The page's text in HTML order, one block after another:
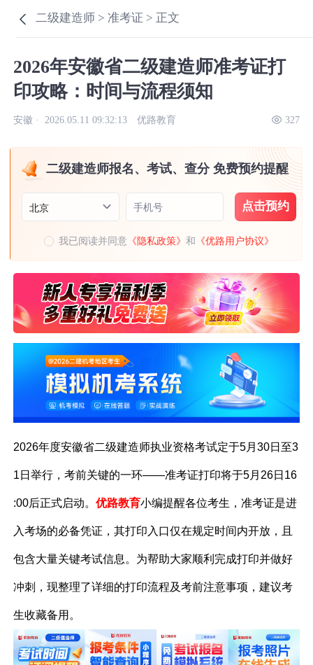
二级建造师 >准考证 > 正文
2026年安徽省二级建造师准考证打
印攻略：时间与流程须知
安徽 · 2026.05.11 09:32:13 优路教育 327
二级建造师报名、考试、查分 免费预约提醒
北京 手机号 点击预约
我已阅读并同意 《隐私政策》和 《优路用户协议》
2026年度安徽省二级建造师执业资格考试定于5月30日至3
1日举行，考前关键的一环——准考证打印将于5月26日16
:00后正式启动。优路教育小编提醒各位考生，准考证是进
入考场的必备凭证，其打印入口仅在规定时间内开放，且
包含大量关键考试信息。为帮助大家顺利完成打印并做好
冲刺，现整理了详细的打印流程及考前注意事项，建议考
生收藏备用。